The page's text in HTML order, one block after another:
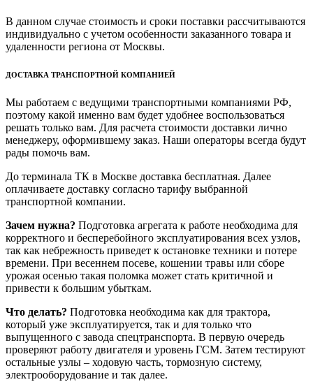
В данном случае стоимость и сроки поставки рассчитываются
индивидуально с учетом особенности заказанного товара и
удаленности региона от Москвы.
ДОСТАВКА ТРАНСПОРТНОЙ КОМПАНИЕЙ
Мы работаем с ведущими транспортными компаниями РФ,
поэтому какой именно вам будет удобнее воспользоваться
решать только вам. Для расчета стоимости доставки лично
менеджеру, оформившему заказ. Наши операторы всегда будут
рады помочь вам.
До терминала ТК в Москве доставка бесплатная. Далее
оплачиваете доставку согласно тарифу выбранной
транспортной компании.
Зачем нужна? Подготовка агрегата к работе необходима для
корректного и бесперебойного эксплуатирования всех узлов,
так как небрежность приведет к остановке техники и потере
времени. При весеннем посеве, кошении травы или сборе
урожая осенью такая поломка может стать критичной и
привести к большим убыткам.
Что делать? Подготовка необходима как для трактора,
который уже эксплуатируется, так и для только что
выпущенного с завода спецтранспорта. В первую очередь
проверяют работу двигателя и уровень ГСМ. Затем тестируют
остальные узлы – ходовую часть, тормозную систему,
электрооборудование и так далее.